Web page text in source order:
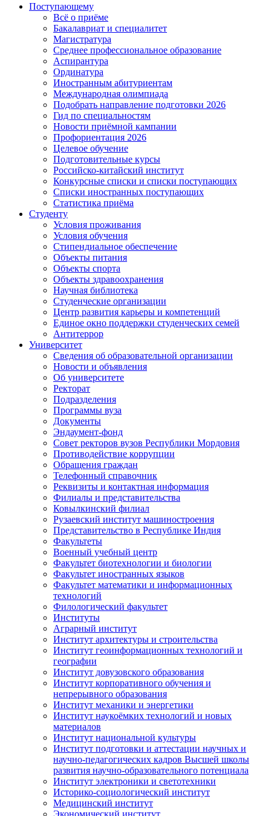
Поступающему
Всё о приёме
Бакалавриат и специалитет
Магистратура
Среднее профессиональное образование
Аспирантура
Ординатура
Иностранным абитуриентам
Международная олимпиада
Подобрать направление подготовки 2026
Гид по специальностям
Новости приёмной кампании
Профориентация 2026
Целевое обучение
Подготовительные курсы
Российско-китайский институт
Конкурсные списки и списки поступающих
Списки иностранных поступающих
Статистика приёма
Студенту
Условия проживания
Условия обучения
Стипендиальное обеспечение
Объекты питания
Объекты спорта
Объекты здравоохранения
Научная библиотека
Студенческие организации
Центр развития карьеры и компетенций
Единое окно поддержки студенческих семей
Антитеррор
Университет
Сведения об образовательной организации
Новости и объявления
Об университете
Ректорат
Подразделения
Программы вуза
Документы
Эндаумент-фонд
Совет ректоров вузов Республики Мордовия
Противодействие коррупции
Обращения граждан
Телефонный справочник
Реквизиты и контактная информация
Филиалы и представительства
Ковылкинский филиал
Рузаевский институт машиностроения
Представительство в Республике Индия
Факультеты
Военный учебный центр
Факультет биотехнологии и биологии
Факультет иностранных языков
Факультет математики и информационных
технологий
Филологический факультет
Институты
Аграрный институт
Институт архитектуры и строительства
Институт геоинформационных технологий и
географии
Институт довузовского образования
Институт корпоративного обучения и
непрерывного образования
Институт механики и энергетики
Институт наукоёмких технологий и новых
материалов
Институт национальной культуры
Институт подготовки и аттестации научных и
научно-педагогических кадров Высшей школы
развития научно-образовательного потенциала
Институт электроники и светотехники
Историко-социологический институт
Медицинский институт
Экономический институт